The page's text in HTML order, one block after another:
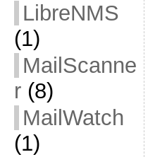
LibreNMS
(1)
MailScanne
r(8)
MailWatch
(1)